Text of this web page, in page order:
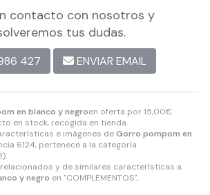
en blanco y negroen oferta por15,00€
en stock, recogida en tienda.
e imágenes deGorro pompom en
6124, pertenece a la categoría
y de similares características a
y negro en "COMPLEMENTOS",
contacto con nosotros y
tus dudas.
427 ENVIAR EMAIL